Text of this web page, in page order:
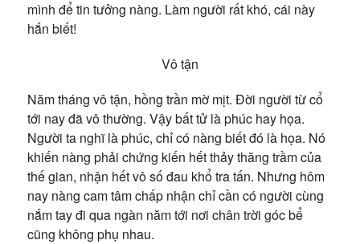
mình để tin tưởng nàng. Làm người rất khó, cái này
hắn biết!
Vô tận
Năm tháng vô tận, hồng trần mờ mịt. Đời người từ cổ
tới nay đã vô thường. Vậy bất tử là phúc hay họa.
Người ta nghĩ là phúc, chỉ có nàng biết đó là họa. Nó
khiến nàng phải chứng kiến hết thảy thăng trầm của
thế gian, nhận hết vô số đau khổ tra tấn. Nhưng hôm
nay nàng cam tâm chấp nhận chỉ cần có người cùng
nắm tay đi qua ngàn năm tới nơi chân trời góc bể
cũng không phụ nhau.